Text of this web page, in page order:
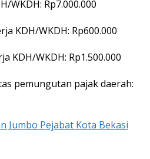
WKDH: Rp7.000.000
KDH/WKDH: Rp600.000
KDH/WKDH: Rp1.500.000
pemungutan pajak daerah:
Jumbo Pejabat Kota Bekasi